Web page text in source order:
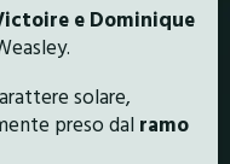
e Dominique
solare,
preso dal ramo